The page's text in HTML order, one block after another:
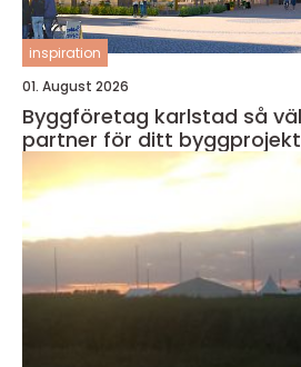
inspiration
01. August 2026
Byggföretag karlstad så väljer du rätt
partner för ditt byggprojekt